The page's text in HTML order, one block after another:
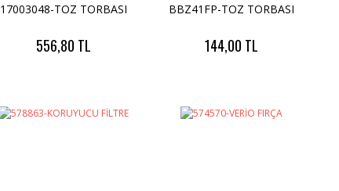
17003048-TOZ TORBASI
556,80 TL
BBZ41FP-TOZ TORBASI
144,00 TL